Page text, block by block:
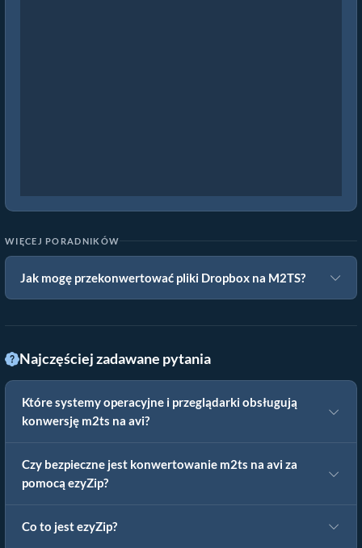
WIĘCEJ PORADNIKÓW
Jak mogę przekonwertować pliki Dropbox na M2TS?
Najczęściej zadawane pytania
Które systemy operacyjne i przeglądarki obsługują
konwersję m2ts na avi?
Czy bezpieczne jest konwertowanie m2ts na avi za
pomocą ezyZip?
Co to jest ezyZip?